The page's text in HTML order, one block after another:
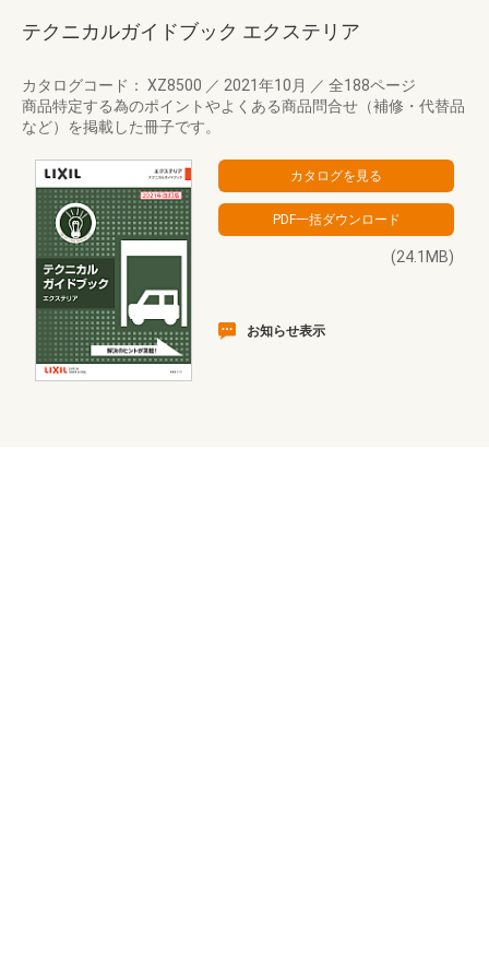
テクニカルガイドブック エクステリア
カタログコード： XZ8500 ／ 2021年10月 ／ 全188ページ
商品特定する為のポイントやよくある商品問合せ（補修・代替品
など）を掲載した冊子です。
(24.1MB)
お知らせ表示